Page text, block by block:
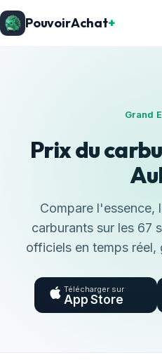
PouvoirAchat+
Grand
Prix du
Compare l'essence,
carburants sur les 67
officiels en temps réel,
Télécharger sur
App Store